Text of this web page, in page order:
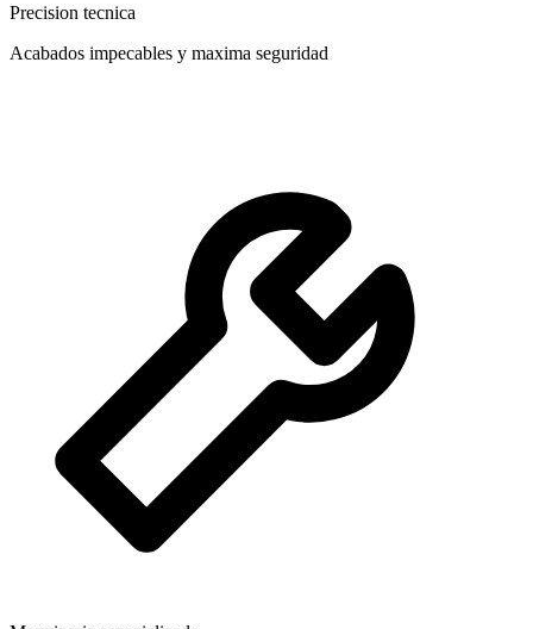
Precision tecnica
Acabados impecables y maxima seguridad